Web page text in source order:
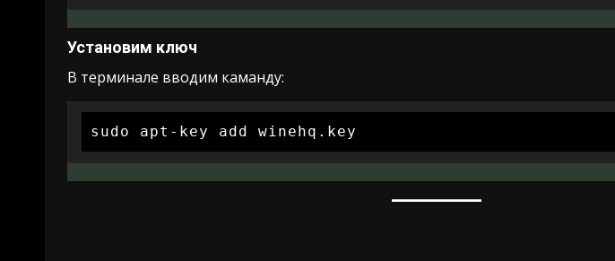
Установим ключ
В терминале вводим каманду:
sudo apt-key add winehq.key